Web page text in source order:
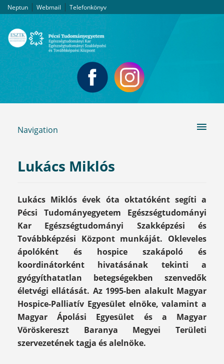
Neptun | Webmail | Telefonkönyv
Navigation
Lukács Miklós
Lukács Miklós évek óta oktatóként segíti a
Pécsi Tudományegyetem Egészségtudományi
Kar Egészségtudományi Szakképzési és
Továbbképzési Központ munkáját. Okleveles
ápolóként és hospice szakápoló és
koordinátorként hivatásának tekinti a
gyógyíthatatlan betegségekben szenvedők
életvégi ellátását. Az 1995-ben alakult Magyar
Hospice-Palliatív Egyesület elnöke, valamint a
Magyar Ápolási Egyesület és a Magyar
Vöröskereszt Baranya Megyei Területi
szervezetének tagja és alelnöke.